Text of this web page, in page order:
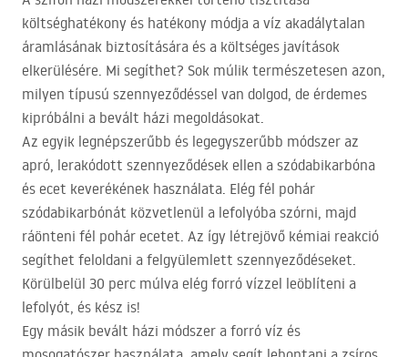
költséghatékony és hatékony módja a víz akadálytalan
áramlásának biztosítására és a költséges javítások
elkerülésére. Mi segíthet? Sok múlik természetesen azon,
milyen típusú szennyeződéssel van dolgod, de érdemes
kipróbálni a bevált házi megoldásokat.
Az egyik legnépszerűbb és legegyszerűbb módszer az
apró, lerakódott szennyeződések ellen a szódabikarbóna
és ecet keverékének használata. Elég fél pohár
szódabikarbónát közvetlenül a lefolyóba szórni, majd
ráönteni fél pohár ecetet. Az így létrejövő kémiai reakció
segíthet feloldani a felgyülemlett szennyeződéseket.
Körülbelül 30 perc múlva elég forró vízzel leöblíteni a
lefolyót, és kész is!
Egy másik bevált házi módszer a forró víz és